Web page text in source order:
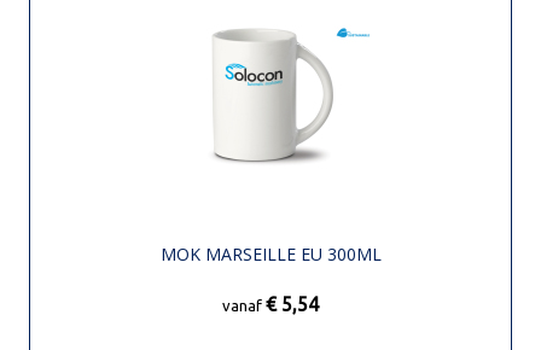
MOK MARSEILLE EU 300ML
vanaf € 5,54